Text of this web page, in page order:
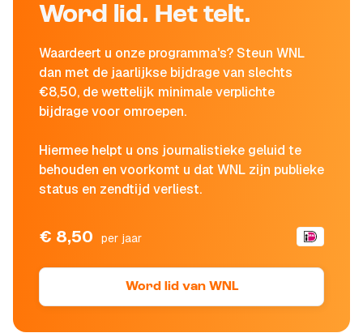
Word lid. Het telt.
Waardeert u onze programma's? Steun WNL
dan met de jaarlijkse bijdrage van slechts
€8,50, de wettelijk minimale verplichte
bijdrage voor omroepen.
Hiermee helpt u ons journalistieke geluid te
behouden en voorkomt u dat WNL zijn publieke
status en zendtijd verliest.
€ 8,50 per jaar
Word lid van WNL